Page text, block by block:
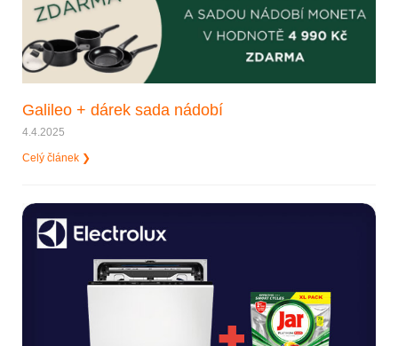
Galileo + dárek sada nádobí
4.4.2025
Celý článek ❯